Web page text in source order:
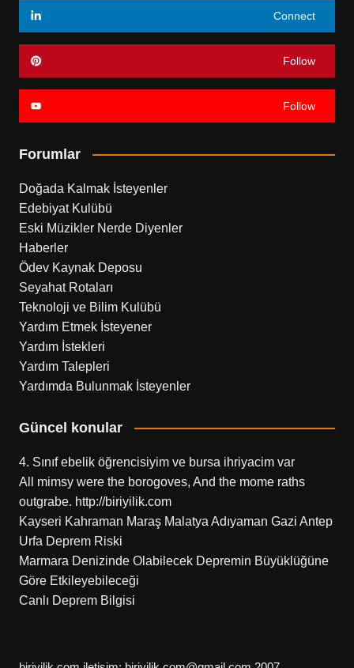
Connect
Follow
Follow
Forumlar
Doğada Kalmak İsteyenler
Edebiyat Kulübü
Eski Müzikler Nerde Diyenler
Haberler
Ödev Kaynak Deposu
Seyahat Rotaları
Teknoloji ve Bilim Kulübü
Yardım Etmek İsteyener
Yardım İstekleri
Yardım Talepleri
Yardımda Bulunmak İsteyenler
Güncel konular
4. Sınıf ebelik öğrencisiyim ve bursa ihriyacim var
All mimsy were the borogoves, And the mome raths
outgrabe. http://biriyilik.com
Kayseri Kahraman Maraş Malatya Adıyaman Gazi Antep
Urfa Deprem Riski
Marmara Denizinde Olabilecek Depremin Büyüklüğüne
Göre Etkileyebileceği
Canlı Deprem Bilgisi